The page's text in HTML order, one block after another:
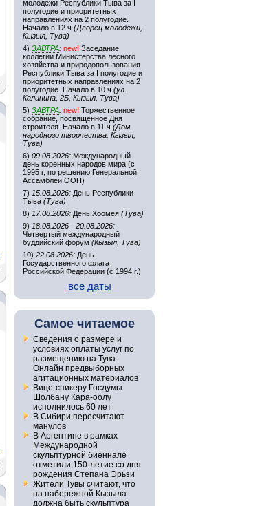
молодежи Республики Тыва за I
полугодие и приоритетных
направлениях на 2 полугодие.
Начало в 12 ч (Дворец молодежи,
Кызыл, Тува)
4) ЗАВТРА: new! Заседание
коллегии Министерства лесного
хозяйства и природопользования
Республики Тыва за I полугодие и
приоритетных направлениях на 2
полугодие. Начало в 10 ч (ул.
Калинина, 2Б, Кызыл, Тува)
5) ЗАВТРА: new! Торжественное
собрание, посвященное Дня
строителя. Начало в 11 ч (Дом
народного творчества, Кызыл,
Тува)
6) 09.08.2026: Международный
день коренных народов мира (с
1995 г, по решению Генеральной
Ассамблеи ООН)
7) 15.08.2026: День Республики
Тыва (Тува)
8) 17.08.2026: День Хоомея (Тува)
9) 18.08.2026 - 20.08.2026:
Четвертый международный
буддийский форум (Кызыл, Тува)
10) 22.08.2026: День
Государственного флага
Российской Федерации (с 1994 г.)
все даты
Самое читаемое
Сведения о размере и
условиях оплаты услуг по
размещению на Тува-
Онлайн предвыборных
агитационных материалов
Вице-спикеру Госдумы
Шолбану Кара-оолу
исполнилось 60 лет
В Сибири пересчитают
манулов
В Аргентине в рамках
Международной
скульптурной биеннале
отметили 150-летие со дня
рождения Степана Эрьзи
Жители Тувы считают, что
на набережной Кызыла
должна быть скульптура